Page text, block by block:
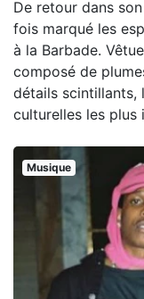
De retour dans
fois marqué les
à la Barbade.
composé de
détails scintillants,
culturelles les plus
Musique